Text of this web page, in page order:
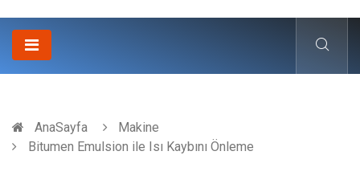
AnaSayfa
Makine
Bitumen Emulsion ile Isı Kaybını Önleme